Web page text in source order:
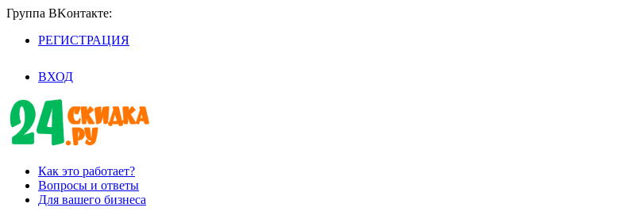
Группа BKoнтaктe:
РЕГИСТРАЦИЯ
ВХОД
Как это работает?
Вопросы и ответы
Для вашего бизнеса